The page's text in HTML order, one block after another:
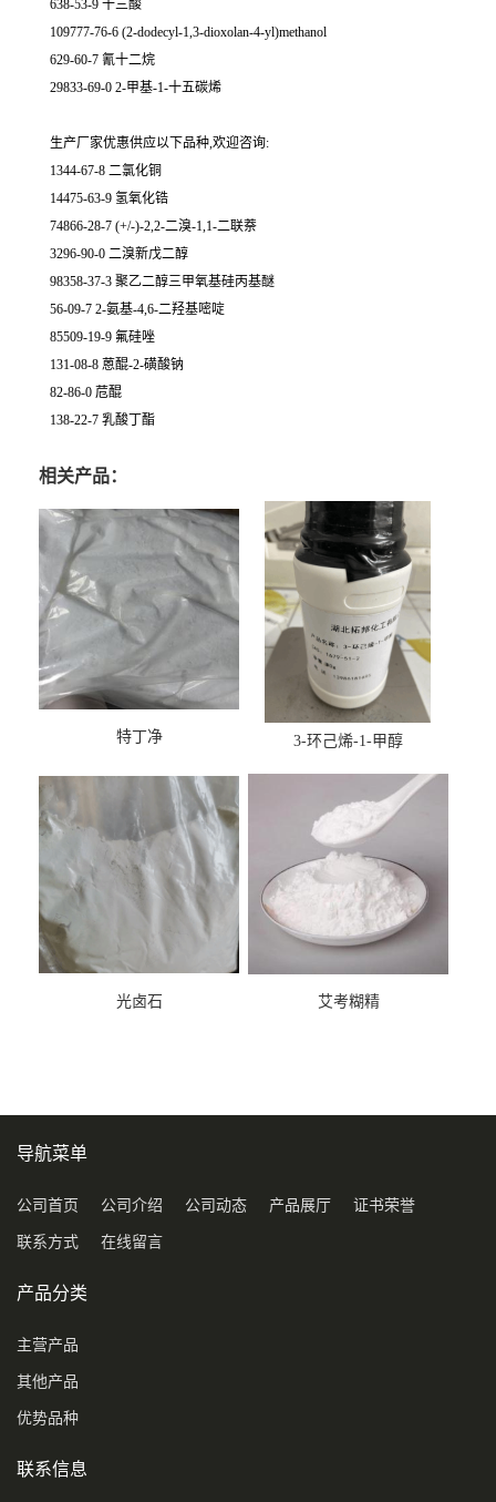
638-53-9 十三酸
109777-76-6 (2-dodecyl-1,3-dioxolan-4-yl)methanol
629-60-7 氰十二烷
29833-69-0 2-甲基-1-十五碳烯
生产厂家优惠供应以下品种,欢迎咨询:
1344-67-8 二氯化铜
14475-63-9 氢氧化锆
74866-28-7 (+/-)-2,2-二溴-1,1-二联萘
3296-90-0 二溴新戊二醇
98358-37-3 聚乙二醇三甲氧基硅丙基醚
56-09-7 2-氨基-4,6-二羟基嘧啶
85509-19-9 氟硅唑
131-08-8 蒽醌-2-磺酸钠
82-86-0 苊醌
138-22-7 乳酸丁酯
相关产品：
特丁净 3-环己烯-1-甲醇
光卤石 艾考糊精
导航菜单
公司首页 公司介绍 公司动态 产品展厅 证书荣誉
联系方式 在线留言
产品分类
主营产品
其他产品
优势品种
联系信息